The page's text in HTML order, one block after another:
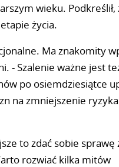
wieku. Podkreślił,
życia.
Ma znakomity
- Szalenie ważne jest
po osiemdziesiątce
na zmniejszenie ryzyka
to zdać sobie sprawę
rozwiać kilka mitów